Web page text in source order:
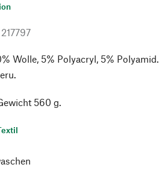
217797
Wolle, 5% Polyacryl, 5% Polyamid.
560 g.